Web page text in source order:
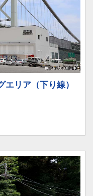
リア（下り線）